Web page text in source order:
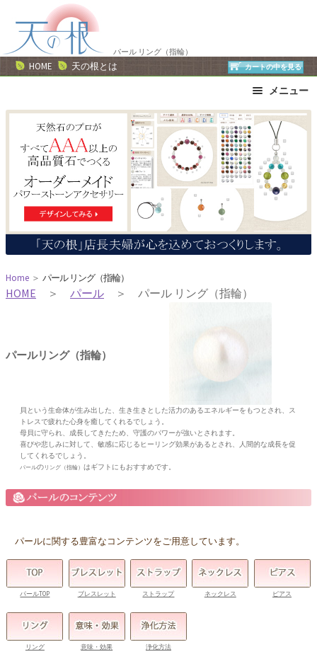
ー
シ
ン
ン
ツ
ス
パール リング（指輪）
HOME 天の根とは カートの中を見る
メニュー
ブレスレット
ストラップ
ネックレス
ピアス・イヤリング
リング
運勢で選ぶ
誕生石で選ぶ
色で選ぶ
干支石で選ぶ
星座石で選ぶ
石の名前で選ぶ
パワーストーン一覧
Home ＞ パール リング（指輪）
HOME ＞ パール ＞ パール リング（指輪）
パールリング（指輪）
貝という生命体が生み出した、生き生きとした活力のあるエネルギーをもつとされ、ス
トレスで疲れた心身を癒してくれるでしょう。
母貝に守られ、成長してきたため、守護のパワーが強いとされます。
喜びや悲しみに対して、敏感に応じるヒーリング効果があるとされ、人間的な成長を促
してくれるでしょう。
パールの リング（指輪）はギフトにもおすすめです。
パールに関する豊富なコンテンツをご用意しています。
パールTOP ブレスレット ストラップ ネックレス ピアス
リング 意味・効果 浄化方法